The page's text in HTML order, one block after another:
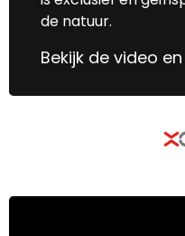
de natuur.
Bekijk de video